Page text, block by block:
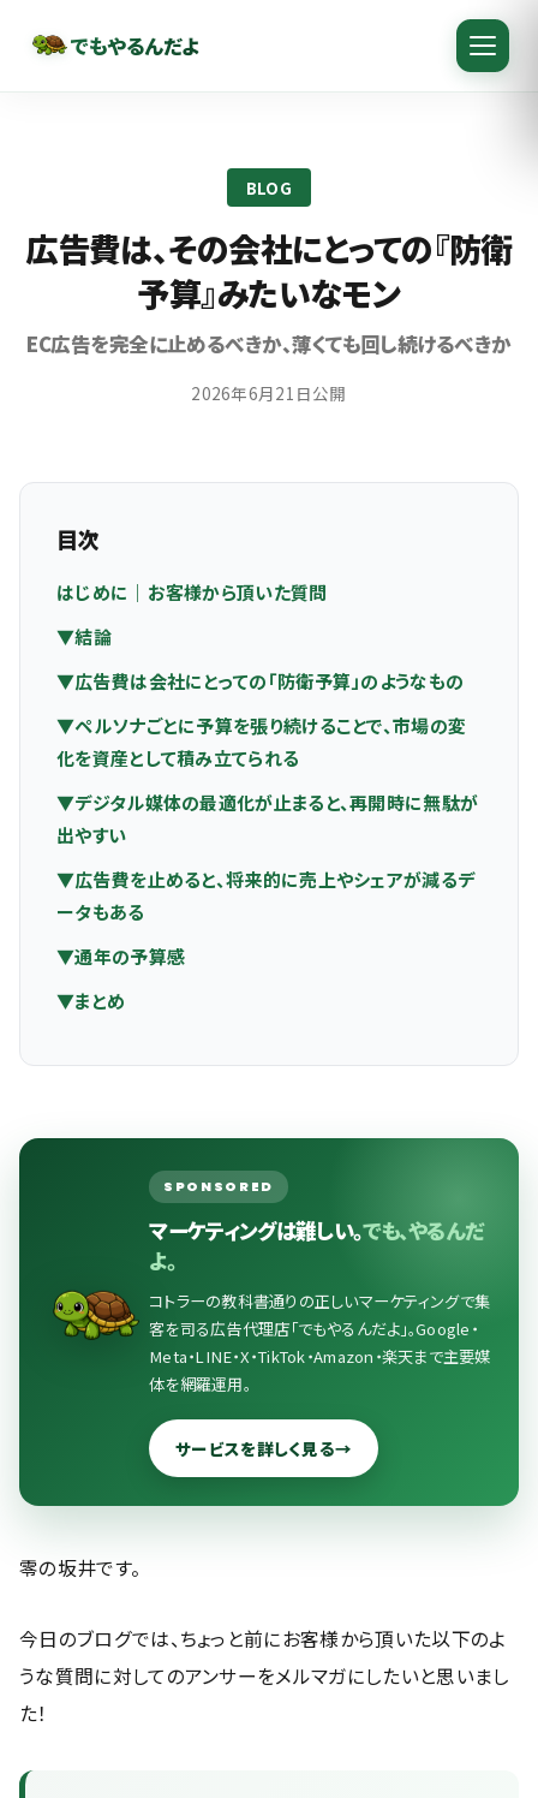
でもやるんだよ
BLOG
広告費は、その会社にとっての『防衛
予算』みたいなモン
EC広告を完全に止めるべきか、薄くても回し続けるべきか
2026年6月21日公開
目次
はじめに｜お客様から頂いた質問
▼結論
▼広告費は会社にとっての「防衛予算」のようなもの
▼ペルソナごとに予算を張り続けることで、市場の変
化を資産として積み立てられる
▼デジタル媒体の最適化が止まると、再開時に無駄が
出やすい
▼広告費を止めると、将来的に売上やシェアが減るデ
ータもある
▼通年の予算感
▼まとめ
SPONSORED
マーケティングは難しい。でも、やるんだ
よ。
コトラーの教科書通りの正しいマーケティングで集
客を司る広告代理店「でもやるんだよ」。Google・
Meta・LINE・X・TikTok・Amazon・楽天まで主要媒
体を網羅運用。
サービスを詳しく見る→
零の坂井です。
今日のブログでは、ちょっと前にお客様から頂いた以下のよ
うな質問に対してのアンサーをメルマガにしたいと思いまし
た！